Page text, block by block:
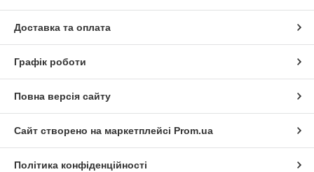
Доставка та оплата
Графік роботи
Повна версія сайту
Сайт створено на маркетплейсі Prom.ua
Політика конфіденційності